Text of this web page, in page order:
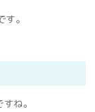
す。
ね。